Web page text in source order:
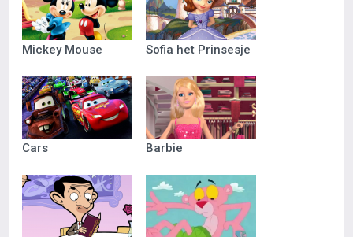
Mickey Mouse Sofia het Prinsesje
Cars Barbie